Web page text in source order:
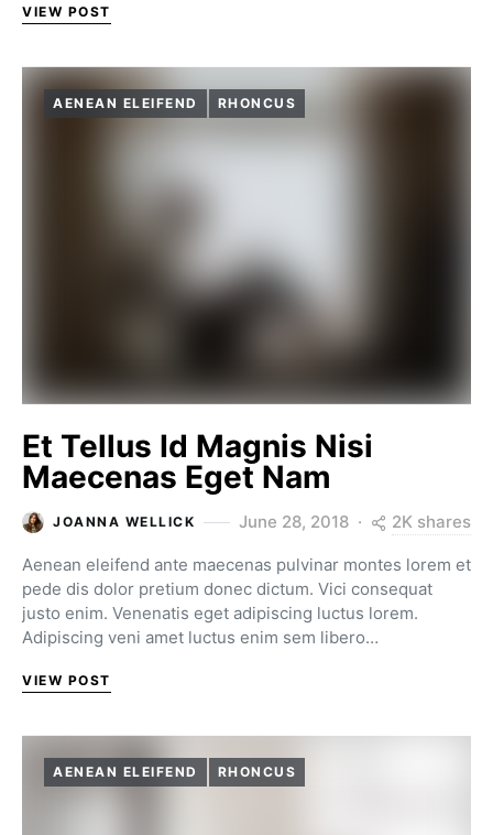
VIEW POST
AENEAN ELEIFEND RHONCUS
Et Tellus Id Magnis Nisi
Maecenas Eget Nam
JOANNA WELLICK June 28, 2018 2K shares
Aenean eleifend ante maecenas pulvinar montes lorem et
pede dis dolor pretium donec dictum. Vici consequat
justo enim. Venenatis eget adipiscing luctus lorem.
Adipiscing veni amet luctus enim sem libero…
VIEW POST
AENEAN ELEIFEND RHONCUS